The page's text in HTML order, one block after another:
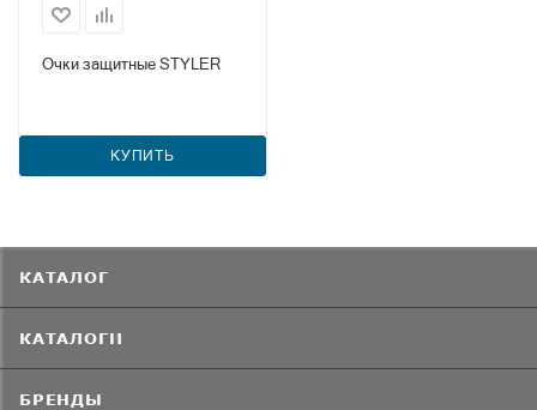
Очки защитные STYLER
КУПИТЬ
КАТАЛОГ
КАТАЛОГИ
БРЕНДЫ